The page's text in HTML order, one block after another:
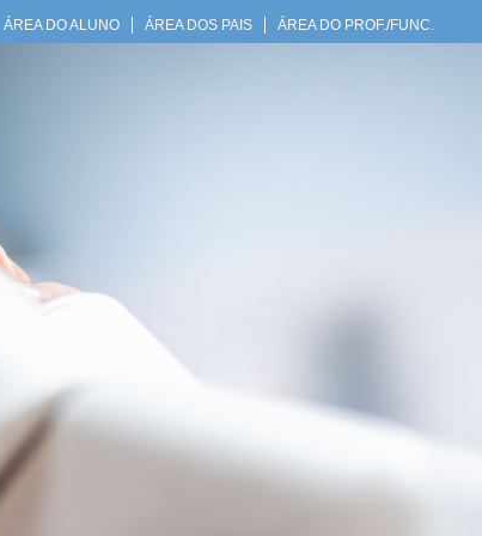
ÁREA DO ALUNO ÁREA DOS PAIS ÁREA DO PROF./FUNC.